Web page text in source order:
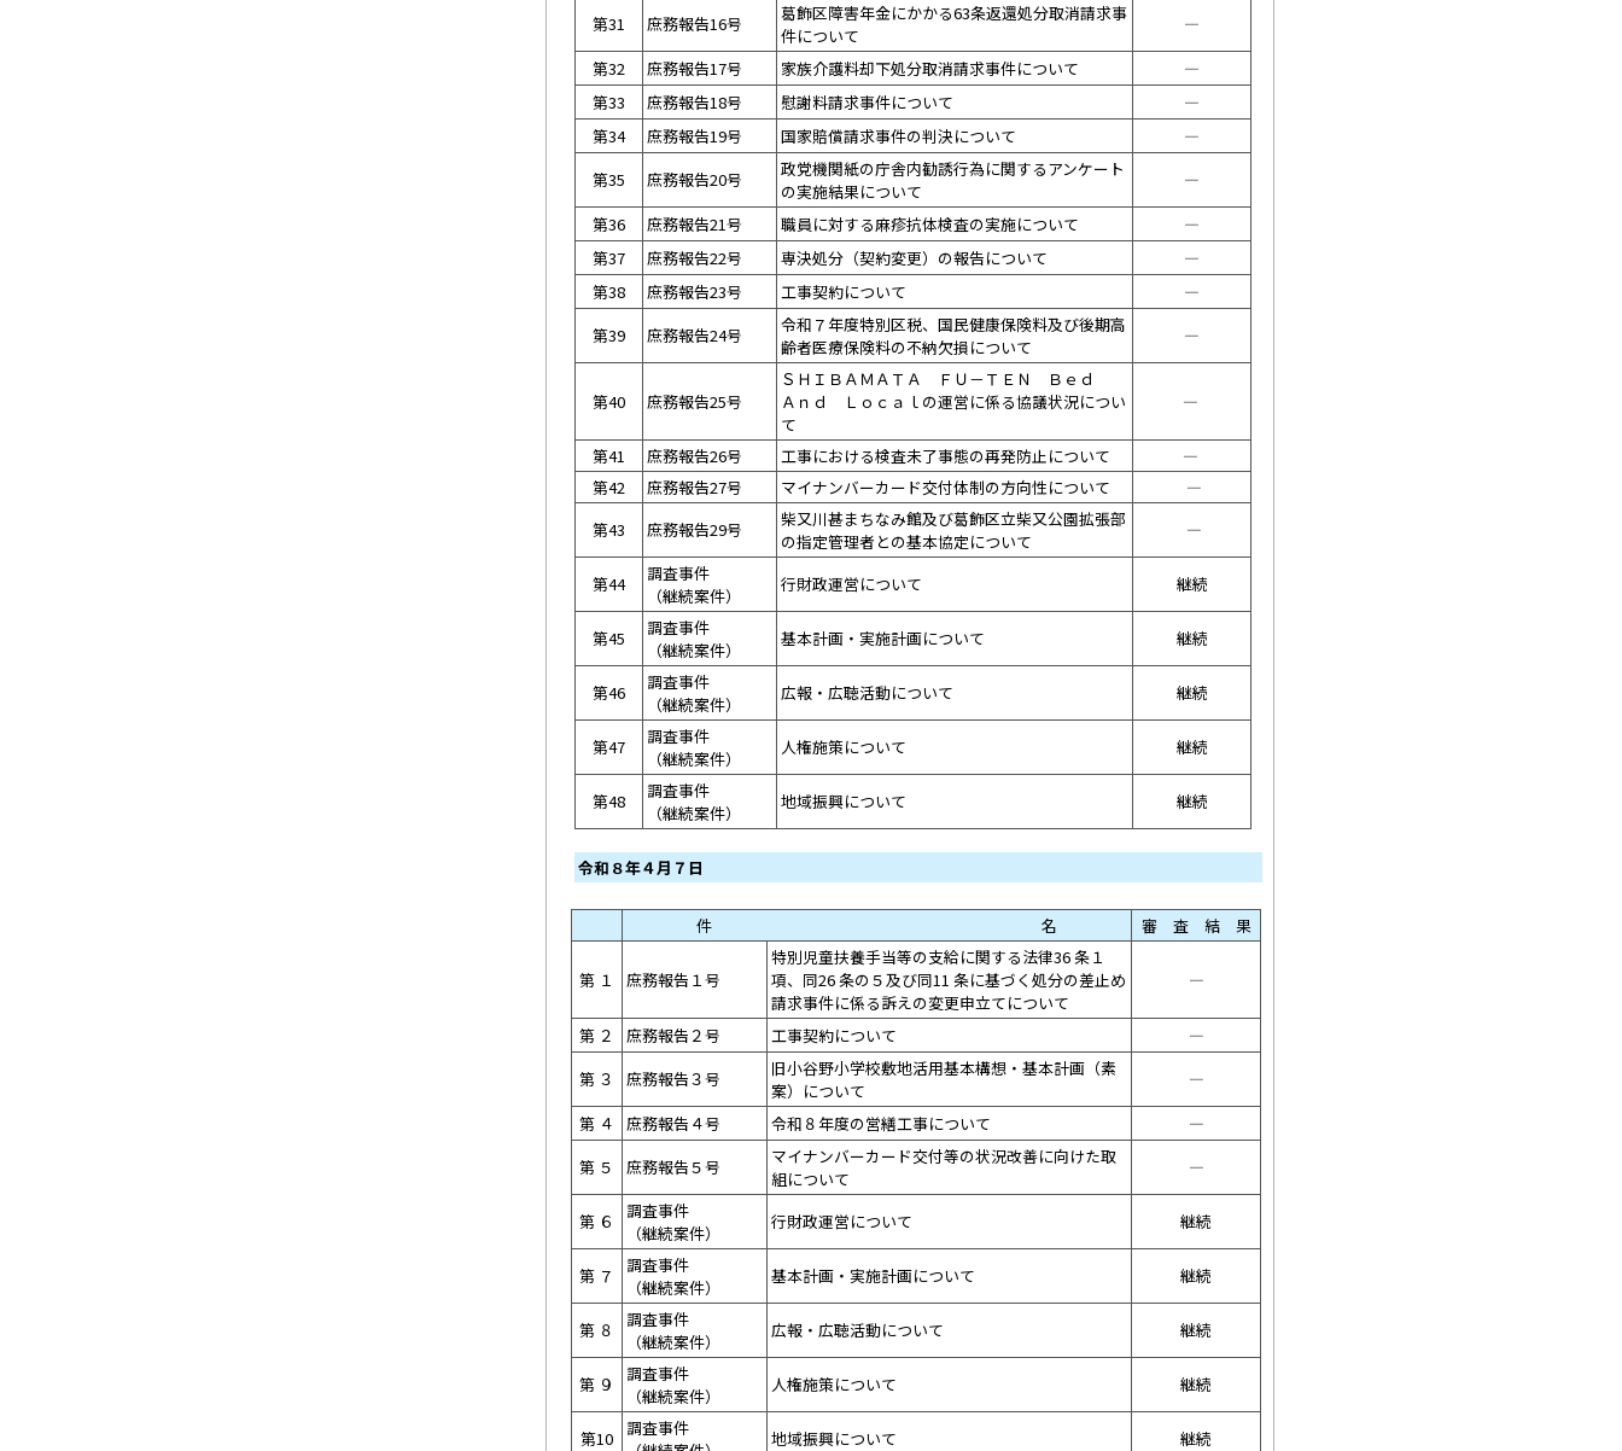
第31 庶務報告16号
葛飾区障害年金にかかる63条返還処分取消請求事
件について
――――
第32
庶務報告17号 家族介護料却下処分取消請求事件について
――――
第33
庶務報告18号 慰謝料請求事件について
――――
第34
庶務報告19号 国家賠償請求事件の判決について
――――
第35
庶務報告20号
政党機関紙の庁舎内勧誘行為に関するアンケート
の実施結果について
――――
第36
庶務報告21号 職員に対する麻疹抗体検査の実施について
――――
第37
庶務報告22号 専決処分（契約変更）の報告について
――――
第38
庶務報告23号 工事契約について
――――
第39
庶務報告24号
令和７年度特別区税、国民健康保険料及び後期高
齢者医療保険料の不納欠損について
――――
第40 庶務報告25号
ＳＨＩＢＡＭＡＴＡ ＦＵ－ＴＥＮ Ｂｅｄ
Ａｎｄ Ｌｏｃａｌの運営に係る協議状況につい
て
――――
第41 庶務報告26号 工事における検査未了事態の再発防止について
――――
第42
庶務報告27号 マイナンバーカード交付体制の方向性について
――――
第43
庶務報告29号
柴又川甚まちなみ館及び葛飾区立柴又公園拡張部
の指定管理者との基本協定について
――――
第44
調査事件
（継続案件）
行財政運営について 継続
第45
調査事件
（継続案件）
基本計画・実施計画について 継続
第46
調査事件
（継続案件）
広報・広聴活動について 継続
第47
調査事件
（継続案件）
人権施策について 継続
第48
調査事件
（継続案件）
地域振興について 継続
令和８年４月７日
件 名 審 査 結 果
第 １ 庶務報告１号
特別児童扶養手当等の支給に関する法律36 条１
項、同26 条の５及び同11 条に基づく処分の差止め
請求事件に係る訴えの変更申立てについて
――――
第 ２ 庶務報告２号 工事契約について
――――
第 ３
庶務報告３号
旧小谷野小学校敷地活用基本構想・基本計画（素
案）について
――――
第 ４
庶務報告４号 令和８年度の営繕工事について
――――
第 ５
庶務報告５号
マイナンバーカード交付等の状況改善に向けた取
組について
――――
第 ６
調査事件
（継続案件）
行財政運営について 継続
第 ７
調査事件
（継続案件）
基本計画・実施計画について 継続
第 ８
調査事件
（継続案件）
広報・広聴活動について 継続
第 ９
調査事件
（継続案件）
人権施策について 継続
第10
調査事件
地域振興について 継続